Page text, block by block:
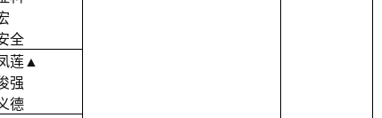
全
莲 ▲
强
德